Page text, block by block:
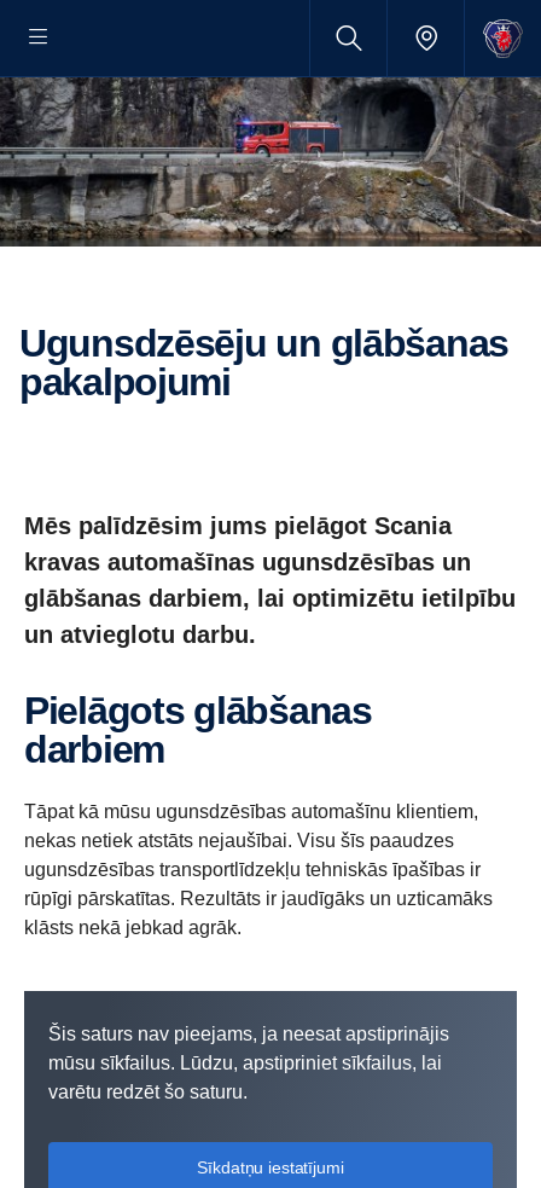
Ugunsdzēsēju un glābšanas
pakalpojumi
Mēs palīdzēsim jums pielāgot Scania
kravas automašīnas ugunsdzēsības un
glābšanas darbiem, lai optimizētu ietilpību
un atvieglotu darbu.
Pielāgots glābšanas
darbiem
Tāpat kā mūsu ugunsdzēsības automašīnu klientiem,
nekas netiek atstāts nejaušībai. Visu šīs paaudzes
ugunsdzēsības transportlīdzekļu tehniskās īpašības ir
rūpīgi pārskatītas. Rezultāts ir jaudīgāks un uzticamāks
klāsts nekā jebkad agrāk.
Šis saturs nav pieejams, ja neesat apstiprinājis
mūsu sīkfailus. Lūdzu, apstipriniet sīkfailus, lai
varētu redzēt šo saturu.
Sīkdatņu iestatījumi